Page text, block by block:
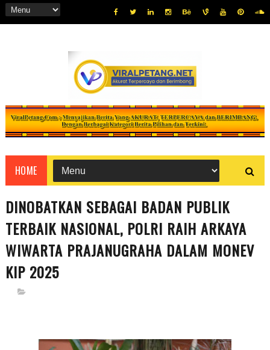
HOME
DINOBATKAN SEBAGAI BADAN PUBLIK
TERBAIK NASIONAL, POLRI RAIH ARKAYA
WIWARTA PRAJANUGRAHA DALAM MONEV
KIP 2025